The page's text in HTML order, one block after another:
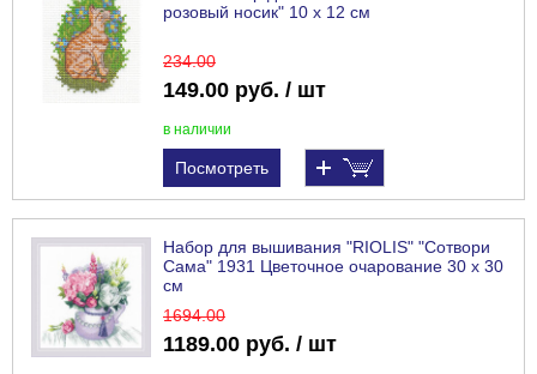
розовый носик" 10 х 12 см
234.00
149.00 руб. / шт
в наличии
Посмотреть
Набор для вышивания "RIOLIS" "Сотвори
Сама" 1931 Цветочное очарование 30 х 30
см
1694.00
1189.00 руб. / шт